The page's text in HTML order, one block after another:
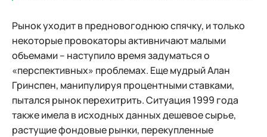
Рынок уходит в предновогоднюю спячку, и только
некоторые провокаторы активничают малыми
объемами – наступило время задуматься о
«перспективных» проблемах. Еще мудрый Алан
Гринспен, манипулируя процентными ставками,
пытался рынок перехитрить. Ситуация 1999 года
также имела в исходных данных дешевое сырье,
растущие фондовые рынки, перекупленные